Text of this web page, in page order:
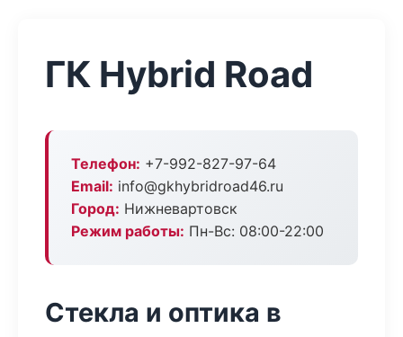
ГК Hybrid Road
Телефон: +7-992-827-97-64
Email: info@gkhybridroad46.ru
Город: Нижневартовск
Режим работы: Пн-Вс: 08:00-22:00
Стекла и оптика в